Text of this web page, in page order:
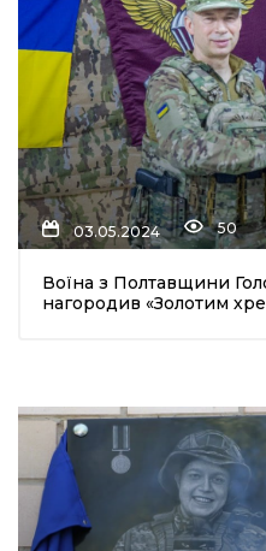
03.05.2024 50
Воїна з Полтавщини
нагородив «Золотим